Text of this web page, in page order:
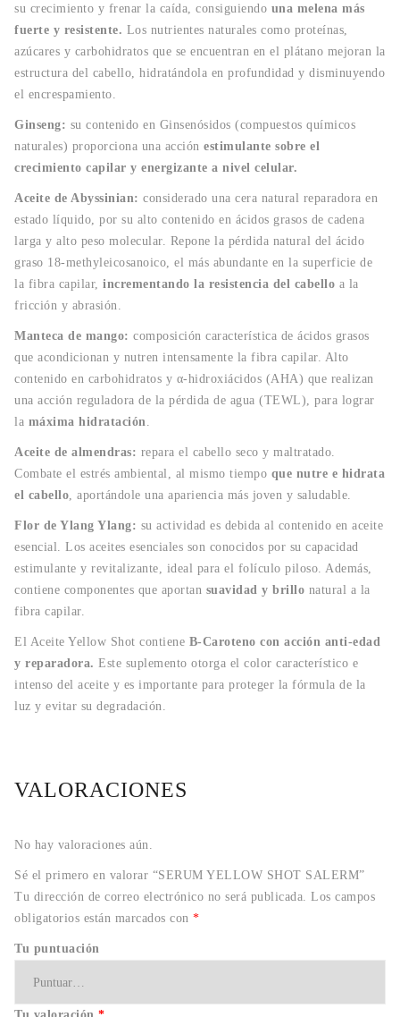
su crecimiento y frenar la caída, consiguiendo una melena más
fuerte y resistente. Los nutrientes naturales como proteínas,
azúcares y carbohidratos que se encuentran en el plátano mejoran la
estructura del cabello, hidratándola en profundidad y disminuyendo
el encrespamiento.
Ginseng: su contenido en Ginsenósidos (compuestos químicos
naturales) proporciona una acción estimulante sobre el
crecimiento capilar y energizante a nivel celular.
Aceite de Abyssinian: considerado una cera natural reparadora en
estado líquido, por su alto contenido en ácidos grasos de cadena
larga y alto peso molecular. Repone la pérdida natural del ácido
graso 18-methyleicosanoico, el más abundante en la superficie de
la fibra capilar, incrementando la resistencia del cabello a la
fricción y abrasión.
Manteca de mango: composición característica de ácidos grasos
que acondicionan y nutren intensamente la fibra capilar. Alto
contenido en carbohidratos y α-hidroxiácidos (AHA) que realizan
una acción reguladora de la pérdida de agua (TEWL), para lograr
la máxima hidratación
Aceite de almendras: repara el cabello seco y maltratado.
Combate el estrés ambiental, al mismo tiempo que nutre e hidrata
el cabello , aportándole una apariencia más joven y saludable.
Flor de Ylang Ylang: su actividad es debida al contenido en aceite
esencial. Los aceites esenciales son conocidos por su capacidad
estimulante y revitalizante, ideal para el folículo piloso. Además,
contiene componentes que aportan suavidad y brillo natural a la
fibra capilar.
El Aceite Yellow Shot contiene B-Caroteno con acción anti-edad
y reparadora. Este suplemento otorga el color característico e
intenso del aceite y es importante para proteger la fórmula de la
luz y evitar su degradación.
VALORACIONES
No hay valoraciones aún.
Sé el primero en valorar “SERUM YELLOW SHOT SALERM”
Tu dirección de correo electrónico no será publicada. Los campos
obligatorios están marcados con *
Tu puntuación